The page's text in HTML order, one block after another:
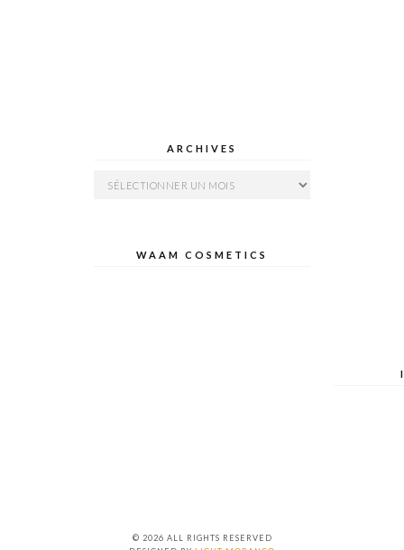
ARCHIVES
Archives
WAAM COSMETICS
© 2026 ALL RIGHTS RESERVED